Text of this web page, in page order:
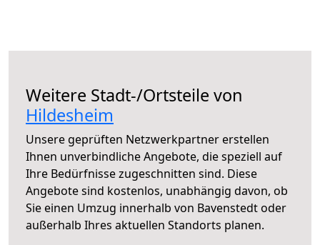
Weitere Stadt-/Ortsteile von
Hildesheim
Unsere geprüften Netzwerkpartner erstellen
Ihnen unverbindliche Angebote, die speziell auf
Ihre Bedürfnisse zugeschnitten sind. Diese
Angebote sind kostenlos, unabhängig davon, ob
Sie einen Umzug innerhalb von Bavenstedt oder
außerhalb Ihres aktuellen Standorts planen.